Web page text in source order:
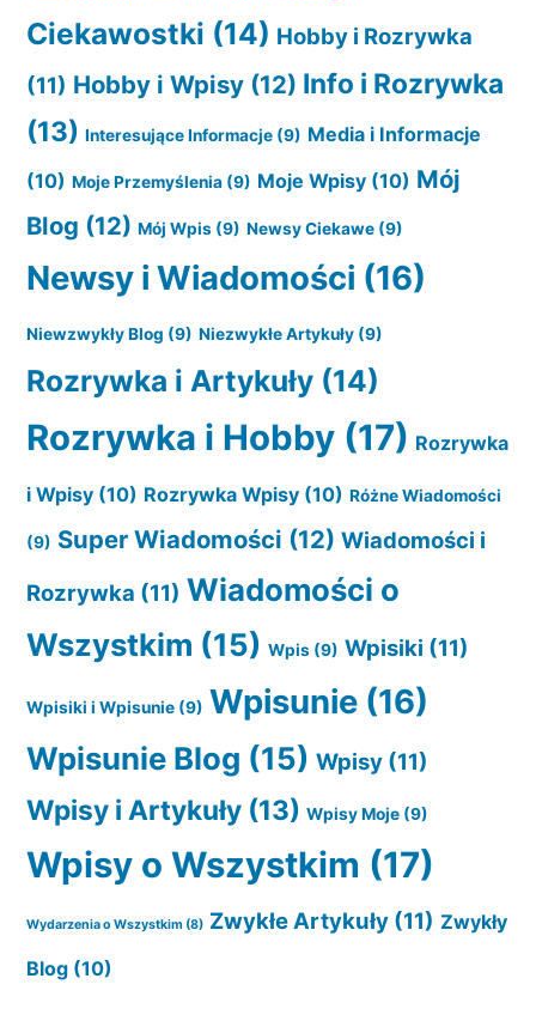
Ciekawostki (14) Hobby i Rozrywka
(11) Hobby i Wpisy (12) Info i Rozrywka
(13) Interesujące Informacje (9) Media i Informacje
(10) Moje Przemyślenia (9) Moje Wpisy (10) Mój
Blog (12) Mój Wpis (9) Newsy Ciekawe (9)
Newsy i Wiadomości (16)
Niewzwykły Blog (9) Niezwykłe Artykuły (9)
Rozrywka i Artykuły (14)
Rozrywka i Hobby (17) Rozrywka
i Wpisy (10) Rozrywka Wpisy (10) Różne Wiadomości
(9) Super Wiadomości (12) Wiadomości i
Rozrywka (11) Wiadomości o
Wszystkim (15) Wpis (9) Wpisiki (11)
Wpisiki i Wpisunie (9) Wpisunie (16)
Wpisunie Blog (15) Wpisy (11)
Wpisy i Artykuły (13) Wpisy Moje (9)
Wpisy o Wszystkim (17)
Wydarzenia o Wszystkim (8) Zwykłe Artykuły (11) Zwykły
Blog (10)